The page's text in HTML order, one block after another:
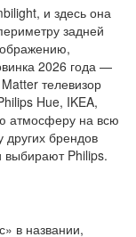
и здесь она
задней
2026 года —
телевизор
Hue, IKEA,
атмосферу на всю
других брендов
выбирают Philips.
в названии,